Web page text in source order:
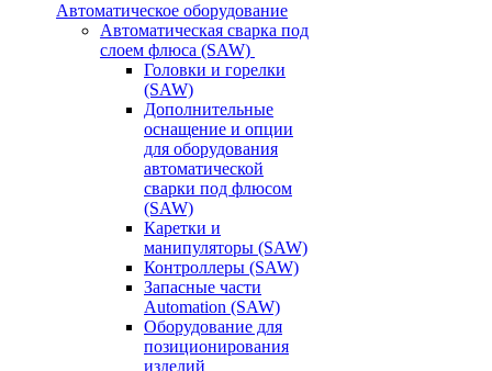
Автоматическое оборудование
Автоматическая сварка под
слоем флюса (SAW)
Головки и горелки
(SAW)
Дополнительные
оснащение и опции
для оборудования
автоматической
сварки под флюсом
(SAW)
Каретки и
манипуляторы (SAW)
Контроллеры (SAW)
Запасные части
Automation (SAW)
Оборудование для
позиционирования
изделий